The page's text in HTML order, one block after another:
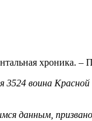
хроника. –
воина
данным,